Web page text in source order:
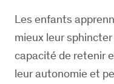
Les enfants
mieux leur
capacité de retenir
leur autonomie et